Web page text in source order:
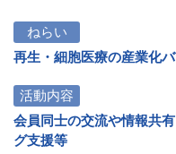
ねらい
再生・細胞医療の産業化
活動内容
会員同士の交流や情報共
グ支援等